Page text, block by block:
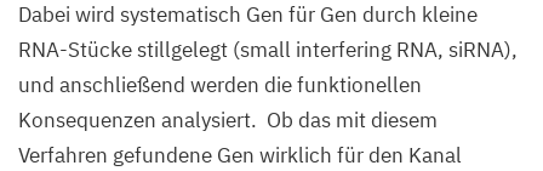
Dabei wird systematisch Gen für Gen durch kleine
RNA-Stücke stillgelegt (small interfering RNA, siRNA),
und anschließend werden die funktionellen
Konsequenzen analysiert. Ob das mit diesem
Verfahren gefundene Gen wirklich für den Kanal